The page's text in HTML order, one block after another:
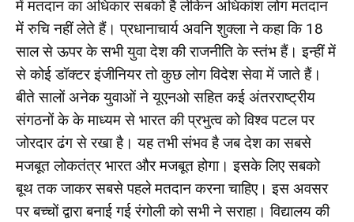
में मतदान का अधिकार सबको है लेकिन अधिकांश लोग मतदान
में रुचि नहीं लेते हैं। प्रधानाचार्य अवनि शुक्ला ने कहा कि 18
साल से ऊपर के सभी युवा देश की राजनीति के स्तंभ हैं। इन्हीं में
से कोई डॉक्टर इंजीनियर तो कुछ लोग विदेश सेवा में जाते हैं।
बीते सालों अनेक युवाओं ने यूएनओ सहित कई अंतरराष्ट्रीय
संगठनों के के माध्यम से भारत की प्रभुत्व को विश्व पटल पर
जोरदार ढंग से रखा है। यह तभी संभव है जब देश का सबसे
मजबूत लोकतंत्र भारत और मजबूत होगा। इसके लिए सबको
बूथ तक जाकर सबसे पहले मतदान करना चाहिए। इस अवसर
पर बच्चों द्वारा बनाई गई रंगोली को सभी ने सराहा। विद्यालय की